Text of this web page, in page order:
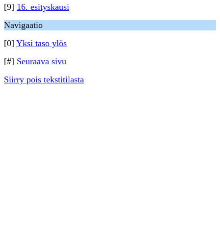
[9] 16. esityskausi
Navigaatio
[0] Yksi taso ylös
[#] Seuraava sivu
Siirry pois tekstitilasta